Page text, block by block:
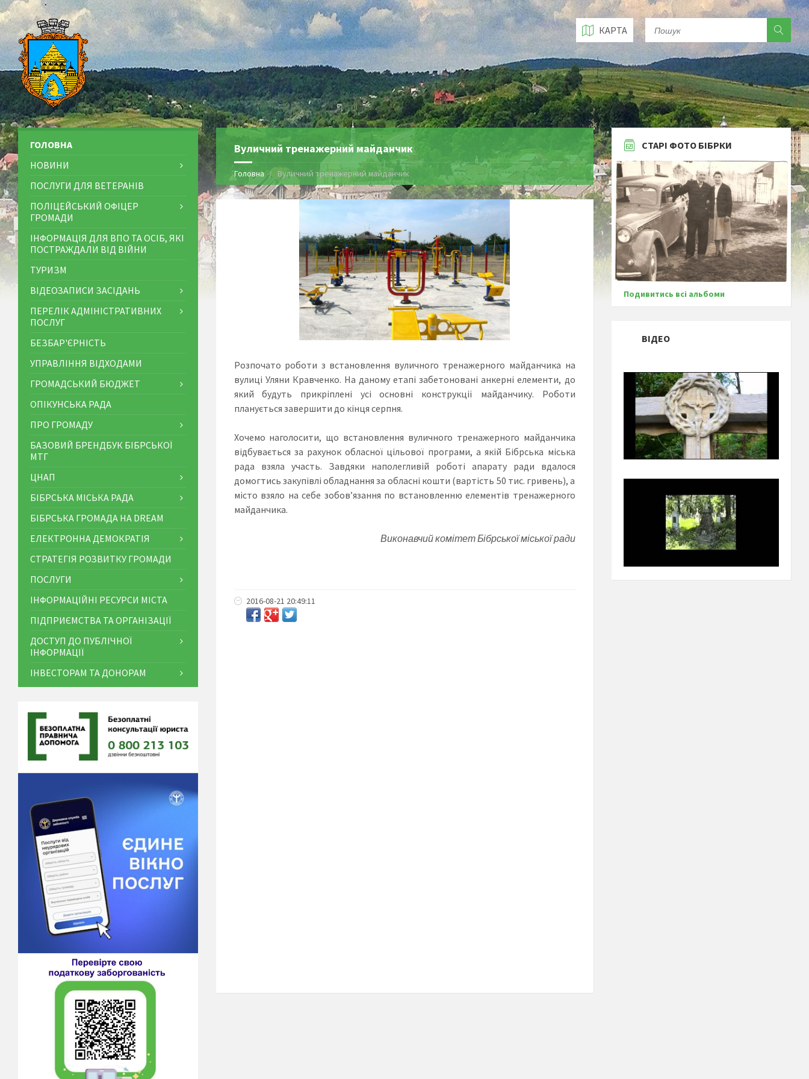
КАРТА
Вуличний тренажерний майданчик
Головна Вуличний тренажерний майданчик
Розпочато роботи з встановлення вуличного тренажерного майданчика на
вулиці Уляни Кравченко. На даному етапі забетоновані анкерні елементи, до
який будуть прикріплені усі основні конструкції майданчику. Роботи
планується завершити до кінця серпня.
Хочемо наголосити, що встановлення вуличного тренажерного майданчика
відбувається за рахунок обласної цільової програми, а якій Бібрська міська
рада взяла участь. Завдяки наполегливій роботі апарату ради вдалося
домогтись закупівлі обладнання за обласні кошти (вартість 50 тис. гривень), а
місто взяло на себе зобов’язання по встановленню елементів тренажерного
майданчика.
Виконавчий комітет Бібрської міської ради
2016-08-21 20:49:11
ГОЛОВНА
НОВИНИ
ПОСЛУГИ ДЛЯ ВЕТЕРАНІВ
ПОЛІЦЕЙСЬКИЙ ОФІЦЕР
ГРОМАДИ
ІНФОРМАЦІЯ ДЛЯ ВПО ТА ОСІБ, ЯКІ
ПОСТРАЖДАЛИ ВІД ВІЙНИ
ТУРИЗМ
ВІДЕОЗАПИСИ ЗАСІДАНЬ
ПЕРЕЛІК АДМІНІСТРАТИВНИХ
ПОСЛУГ
БЕЗБАР'ЄРНІСТЬ
УПРАВЛІННЯ ВІДХОДАМИ
ГРОМАДСЬКИЙ БЮДЖЕТ
ОПІКУНСЬКА РАДА
ПРО ГРОМАДУ
БАЗОВИЙ БРЕНДБУК БІБРСЬКОЇ
МТГ
ЦНАП
БІБРСЬКА МІСЬКА РАДА
БІБРСЬКА ГРОМАДА НА DREAM
ЕЛЕКТРОННА ДЕМОКРАТІЯ
СТРАТЕГІЯ РОЗВИТКУ ГРОМАДИ
ПОСЛУГИ
ІНФОРМАЦІЙНІ РЕСУРСИ МІСТА
ПІДПРИЄМСТВА ТА ОРГАНІЗАЦІЇ
ДОСТУП ДО ПУБЛІЧНОЇ
ІНФОРМАЦІЇ
ІНВЕСТОРАМ ТА ДОНОРАМ
СТАРІ ФОТО БІБРКИ
Подивитись всі альбоми
ВІДЕО